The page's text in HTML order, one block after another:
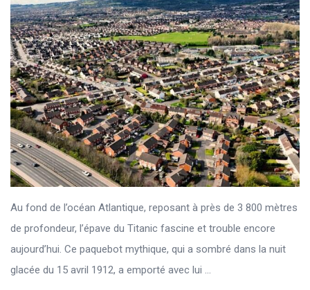
Au fond de l’océan Atlantique, reposant à près de 3 800 mètres
de profondeur, l’épave du Titanic fascine et trouble encore
aujourd’hui. Ce paquebot mythique, qui a sombré dans la nuit
glacée du 15 avril 1912, a emporté avec lui ...